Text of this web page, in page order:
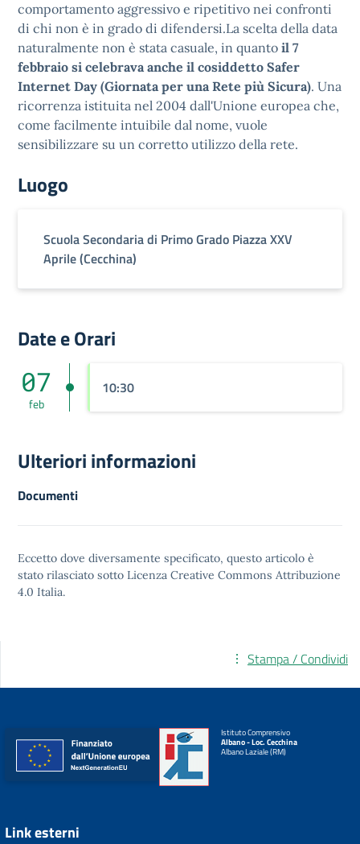
comportamento aggressivo e ripetitivo nei confronti
di chi non è in grado di difendersi.La scelta della data
naturalmente non è stata casuale, in quanto il 7
febbraio si celebrava anche il cosiddetto Safer
Internet Day (Giornata per una Rete più Sicura). Una
ricorrenza istituita nel 2004 dall'Unione europea che,
come facilmente intuibile dal nome, vuole
sensibilizzare su un corretto utilizzo della rete.
Luogo
Scuola Secondaria di Primo Grado Piazza XXV
Aprile (Cecchina)
Date e Orari
07
feb
10:30
Ulteriori informazioni
Documenti
Eccetto dove diversamente specificato, questo articolo è
stato rilasciato sotto Licenza Creative Commons Attribuzione
4.0 Italia.
Stampa / Condividi
Istituto Comprensivo
Albano - Loc. Cecchina
Albano Laziale (RM)
Link esterni